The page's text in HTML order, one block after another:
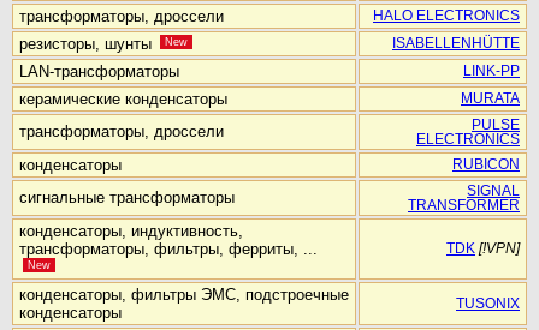
трансформаторы, дроссели HALO ELECTRONICS
резисторы, шунты New ISABELLENHÜTTE
LAN-трансформаторы LINK-PP
керамические конденсаторы MURATA
трансформаторы, дроссели
PULSE
ELECTRONICS
конденсаторы RUBICON
сигнальные трансформаторы
SIGNAL
TRANSFORMER
конденсаторы, индуктивность,
трансформаторы, фильтры, ферриты, ...
New
TDK [!VPN]
конденсаторы, фильтры ЭМС, подстроечные
конденсаторы
TUSONIX